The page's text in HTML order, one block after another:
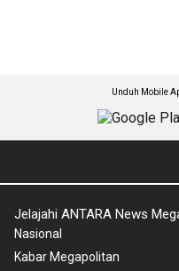
Unduh Mobile
Jelajahi ANTARA News
Nasional
Kabar Megapolitan